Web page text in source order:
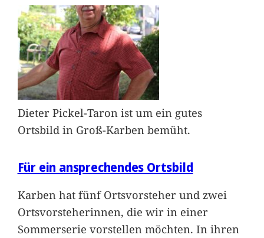
Dieter Pickel-Taron ist um ein gutes
Ortsbild in Groß-Karben bemüht.
Für ein ansprechendes Ortsbild
Karben hat fünf Ortsvorsteher und zwei
Ortsvorsteherinnen, die wir in einer
Sommerserie vorstellen möchten. In ihren